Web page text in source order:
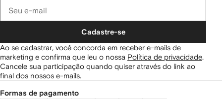
Cadastre-se
Ao se cadastrar, você concorda em receber e-mails de
marketing e confirma que leu o nossa Política de privacidade.
Cancele sua participação quando quiser através do link ao
final dos nossos e-mails.
Formas de pagamento